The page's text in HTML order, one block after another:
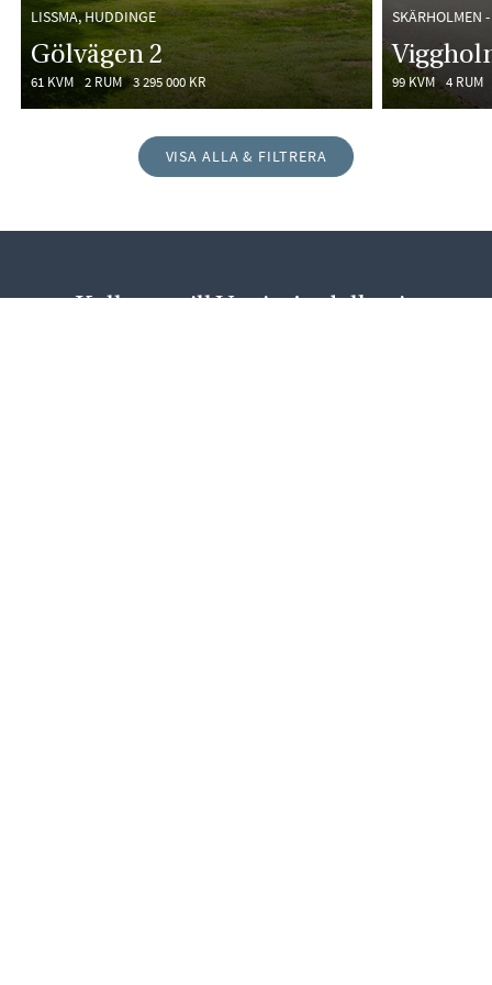
LISSMA, HUDDINGE
Gölvägen 2
61 KVM 2 RUM 3 295 000 KR
SKÄRHOLMEN
99 KVM 4 RUM
VISA ALLA & FILTRERA
Kollegor till Vanja Andelkovic